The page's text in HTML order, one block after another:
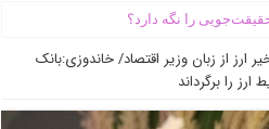
را نگه دارد؟
ارز از زبان وزیر اقتصاد/ خاندوزی:بانک
را برگرداند